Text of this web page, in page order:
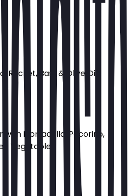
Rocket, Basil & Olive Oil
with Mortadella, Pecorino,
Vegetables